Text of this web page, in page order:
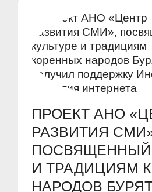
ПРОЕКТ АНО
РАЗВИТИЯ
ПОСВЯЩЕННЫЙ
И ТРАДИЦИЯМ
НАРОДОВ